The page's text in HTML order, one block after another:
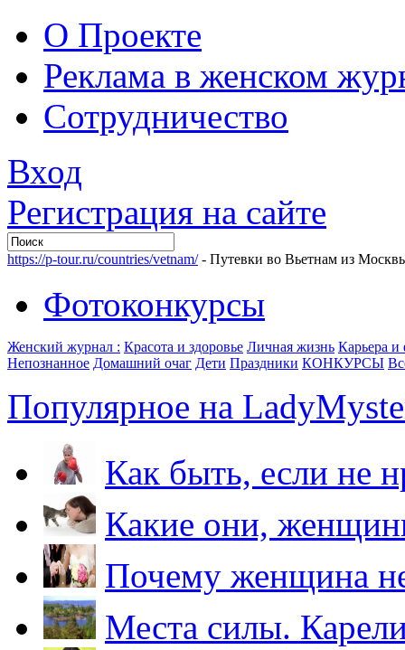
О Проекте
Реклама в женском
Сотрудничество
Вход
Регистрация на сайте
https://p-tour.ru/countries/vetnam/- Путевки во Вьетнам из
Фотоконкурсы
Женский журнал : Красота и здоровье Личная жизнь Карьера
Непознанное Домашний очаг Дети Праздники КОНКУРСЫ
Популярное на
Как быть, если не
Какие они,
Почему женщина
Места силы.